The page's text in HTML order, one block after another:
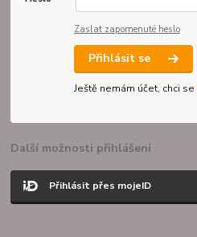
Zaslat zapomenuté heslo
Přihlásit se
Ještě nemám účet, chci se
Další možnosti přihlášení
Přihlásit přes mojeID